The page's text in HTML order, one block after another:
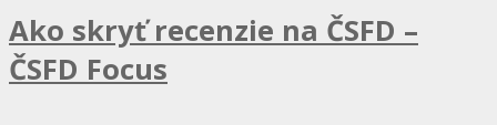
Ako skryť recenzie na ČSFD –
ČSFD Focus